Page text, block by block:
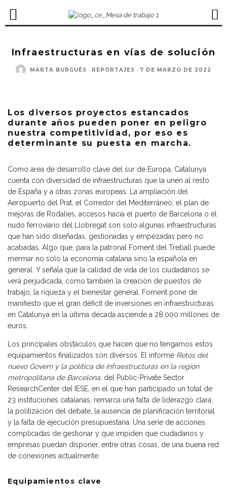
Infraestructuras en vías de solución
MARTA BURGUÉS · REPORTAJES · 7 DE MARZO DE 2022
Los diversos proyectos estancados
durante años pueden poner en peligro
nuestra competitividad, por eso es
determinante su puesta en marcha.
Como área de desarrollo clave del sur de Europa, Catalunya
cuenta con diversidad de infraestructuras que la unen al resto
de España y a otras zonas europeas. La ampliación del
Aeropuerto del Prat, el Corredor del Mediterráneo, el plan de
mejoras de Rodalies, accesos hacia el puerto de Barcelona o el
nudo ferroviario del Llobregat son solo algunas infraestructuras
que han sido diseñadas, gestionadas y empezadas pero no
acabadas. Algo que, para la patronal Foment del Treball puede
mermar no solo la economía catalana sino la española en
general. Y señala que la calidad de vida de los ciudadanos se
verá perjudicada, como también la creación de puestos de
trabajo, la riqueza y el bienestar general. Foment pone de
manifiesto que el gran déficit de inversiones en infraestructuras
en Catalunya en la última década asciende a 28.000 millones de
euros.
Los principales obstáculos que hacen que no tengamos estos
equipamientos finalizados son diversos. El informe Retos del
nuevo Govern y la política de infraestructuras en la región
metropolitana de Barcelona , del Public-Private Sector
ResearchCenter del IESE, en el que han participado un total de
23 instituciones catalanas, remarca una falta de liderazgo clara,
la politización del debate, la ausencia de planificación territorial
y la falta de ejecución presupuestaria. Una serie de acciones
complicadas de gestionar y que impiden que ciudadanos y
empresas puedan disponer, entre otras cosas, de una buena red
de conexiones actualmente.
Equipamientos clave